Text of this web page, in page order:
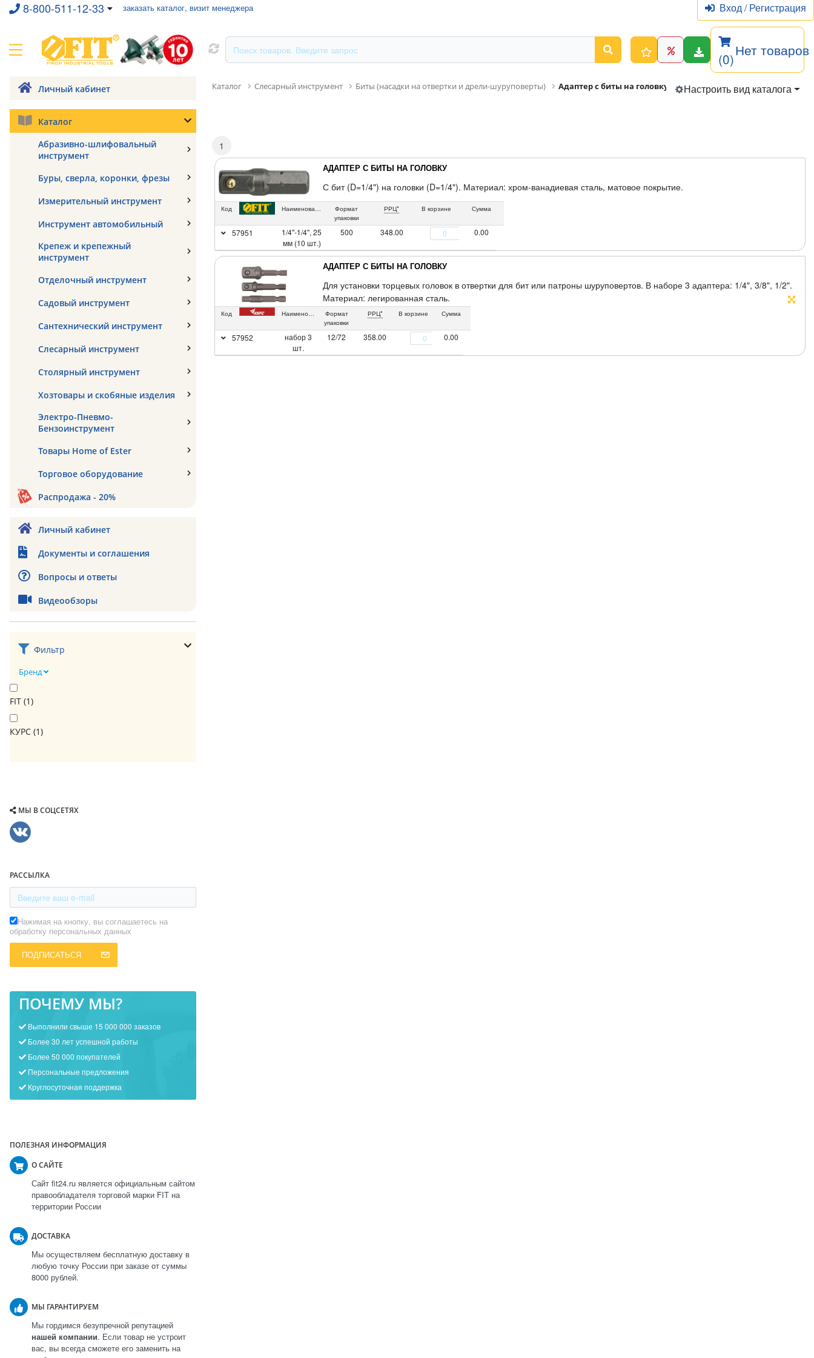
8-800-511-12-33 заказать каталог, визит менеджера Вход/Регистрация
(0)Нет товаров
Личный кабинет
Каталог
Абразивно-шлифовальный
инструмент
Буры, сверла, коронки, фрезы
Измерительный инструмент
Инструмент автомобильный
Крепеж и крепежный
инструмент
Отделочный инструмент
Садовый инструмент
Сантехнический инструмент
Слесарный инструмент
Столярный инструмент
Хозтовары и скобяные изделия
Электро-Пневмо-
Бензоинструмент
Товары Home of Ester
Торговое оборудование
Распродажа - 20%
Личный кабинет
Документы и соглашения
Вопросы и ответы
Видеообзоры
Фильтр
Бренд
FIT (1)
КУРС (1)
МЫ В СОЦСЕТЯХ
РАССЫЛКА
Нажимая на кнопку, вы соглашаетесь на
обработку персональных данных
ПОДПИСАТЬСЯ
ПОЧЕМУ МЫ?
Выполнили свыше 15 000 000 заказов
Более 30 лет успешной работы
Более 50 000 покупателей
Персональные предложения
Круглосуточная поддержка
ПОЛЕЗНАЯ ИНФОРМАЦИЯ
О САЙТЕ
Сайт fit24.ru является официальным сайтом
правообладателя торговой марки FIT на
территории России
ДОСТАВКА
Мы осуществляем бесплатную доставку в
любую точку России при заказе от суммы
8000 рублей.
МЫ ГАРАНТИРУЕМ
Мы гордимся безупречной репутацией
нашей компании. Если товар не устроит
вас, вы всегда сможете его заменить на
Каталог Слесарный инструмент Биты (насадки на отвертки и дрели-шуруповерты) Адаптер с биты на головку Настроить вид каталога
1
АДАПТЕР С БИТЫ НА ГОЛОВКУ
С бит (D=1/4") на головки (D=1/4"). Материал: хром-ванадиевая сталь, матовое покрытие.
Код Наименование
Формат
упаковки
РРЦ* В корзине Сумма
57951
1/4"-1/4", 25
мм (10 шт.)
500 348.00 0.00
АДАПТЕР С БИТЫ НА ГОЛОВКУ
Для установки торцевых головок в отвертки для бит или патроны шуруповертов. В наборе 3 адаптера: 1/4", 3/8", 1/2".
Материал: легированная сталь.
Упаковка: двойной блистер.
Код Наименование
Формат
упаковки
РРЦ* В корзине Сумма
57952
набор 3
шт.
12/72 358.00 0.00